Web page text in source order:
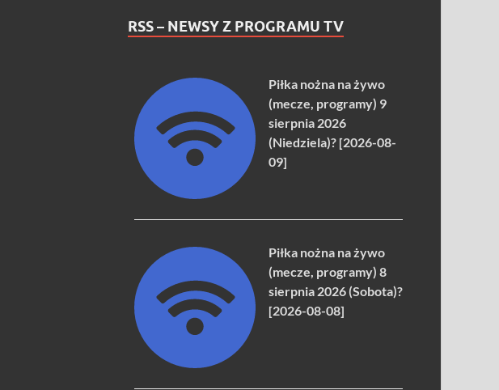
RSS – NEWSY Z PROGRAMU TV
Piłka nożna na żywo
(mecze, programy) 9
sierpnia 2026
(Niedziela)? [2026-08-
09]
Piłka nożna na żywo
(mecze, programy) 8
sierpnia 2026 (Sobota)?
[2026-08-08]